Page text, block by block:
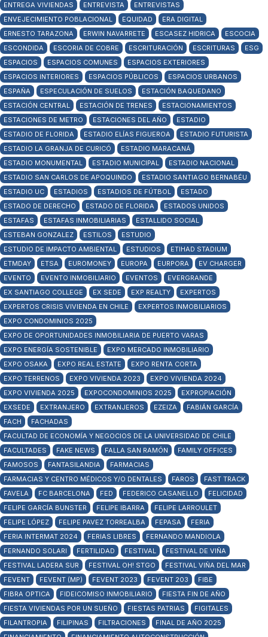
ENTREGA VIVIENDAS
ENTREVISTA
ENTREVISTAS
ENVEJECIMIENTO POBLACIONAL
EQUIDAD
ERA DIGITAL
ERNESTO TARAZONA
ERWIN NAVARRETE ESCASEZ HIDRICA
ESCOCIA
ESCONDIDA
ESCORIA DE COBRE ESCRITURACIÓN ESCRITURAS
ESG
ESPACIOS
ESPACIOS COMUNES
ESPACIOS EXTERIORES
ESPACIOS INTERIORES
ESPACIOS PÚBLICOS
ESPACIOS URBANOS
ESPAÑA
ESPECULACIÓN DE SUELOS
ESTACIÓN BAQUEDANO
ESTACIÓN CENTRAL
ESTACIÓN DE TRENES
ESTACIONAMIENTOS
ESTACIONES DE METRO
ESTACIONES DEL AÑO
ESTADIO
ESTADIO DE FLORIDA
ESTADIO ELÍAS FIGUEROA
ESTADIO FUTURISTA
ESTADIO LA GRANJA DE CURICÓ
ESTADIO MARACANÁ
ESTADIO MONUMENTAL
ESTADIO MUNICIPAL
ESTADIO NACIONAL
ESTADIO SAN CARLOS DE APOQUINDO
ESTADIO SANTIAGO BERNABÉU
ESTADIO UC
ESTADIOS ESTADIOS DE FÚTBOL
ESTADO
ESTADO DE DERECHO
ESTADO DE FLORIDA
ESTADOS UNIDOS
ESTAFAS
ESTAFAS INMOBILIARIAS
ESTALLIDO SOCIAL
ESTEBAN GONZALEZ
ESTILOS
ESTUDIO
ESTUDIO DE IMPACTO AMBIENTAL
ESTUDIOS
ETIHAD STADIUM
ETMDAY
ETSA EUROMONEY EUROPA EURPORA
EV CHARGER
EVENTO
EVENTO INMOBILIARIO EVENTOS
EVERGRANDE
EX SANTIAGO COLLEGE
EX SEDE EXP REALTY
EXPERTOS
EXPERTOS CRISIS VIVIENDA EN CHILE
EXPERTOS INMOBILIARIOS
EXPO CONDOMINIOS 2025
EXPO DE OPORTUNIDADES INMOBILIARIA DE PUERTO VARAS
EXPO ENERGÍA SOSTENIBLE
EXPO MERCADO INMOBILIARIO
EXPO OSAKA
EXPO REAL ESTATE
EXPO RENTA CORTA
EXPO TERRENOS
EXPO VIVIENDA 2023
EXPO VIVIENDA 2024
EXPO VIVIENDA 2025
EXPOCONDOMINIOS 2025
EXPROPIACIÓN
EXSEDE
EXTRANJERO EXTRANJEROS EZEIZA
FABIÁN GARCÍA
FACH
FACHADAS
FACULTAD DE ECONOMÍA Y NEGOCIOS DE LA UNIVERSIDAD DE CHILE
FACULTADES
FAKE NEWS FALLA SAN RAMÓN
FAMILY OFFICES
FAMOSOS
FANTASILANDIA
FARMACIAS
FARMACIAS Y CENTRO MÉDICOS Y/O DENTALES
FAROS
FAST TRACK
FAVELA
FC BARCELONA FED FEDERICO CASANELLO
FELICIDAD
FELIPE GARCÍA BUNSTER
FELIPE IBARRA
FELIPE LARROULET
FELIPE LÓPEZ
FELIPE PAVEZ TORREALBA FEPASA
FERIA
FERIA INTERMAT 2024
FERIAS LIBRES
FERNANDO MANDIOLA
FERNANDO SOLARI
FERTILIDAD FESTIVAL
FESTIVAL DE VIÑA
FESTIVAL LADERA SUR
FESTIVAL OH! STGO
FESTIVAL VIÑA DEL MAR
FEVENT
FEVENT (MP) FEVENT 2023 FEVENT 203
FIBE
FIBRA OPTICA
FIDEICOMISO INMOBILIARIO
FIESTA FIN DE AÑO
FIESTA VIVIENDAS POR UN SUEÑO
FIESTAS PATRIAS
FIGITALES
FILANTROPIA
FILIPINAS FILTRACIONES
FINAL DE AÑO 2025